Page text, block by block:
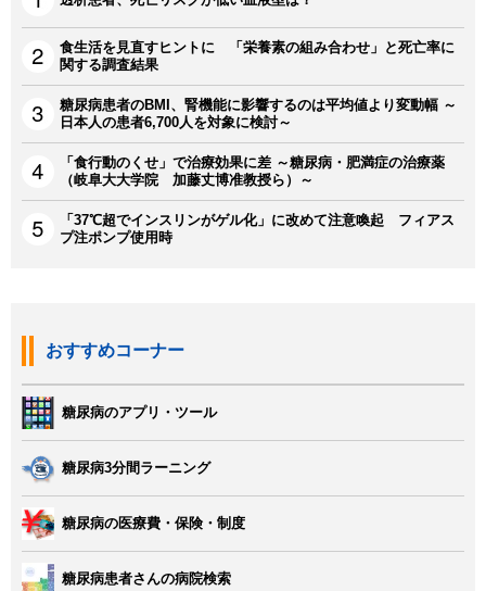
食生活を見直すヒントに 「栄養素の組み合わせ」と死亡率に
関する調査結果
糖尿病患者のBMI、腎機能に影響するのは平均値より変動幅 ～
日本人の患者6,700人を対象に検討～
「食行動のくせ」で治療効果に差 ～糖尿病・肥満症の治療薬
（岐阜大大学院 加藤丈博准教授ら）～
「37℃超でインスリンがゲル化」に改めて注意喚起 フィアス
プ注ポンプ使用時
おすすめコーナー
糖尿病のアプリ・ツール
糖尿病3分間ラーニング
糖尿病の医療費・保険・制度
糖尿病患者さんの病院検索